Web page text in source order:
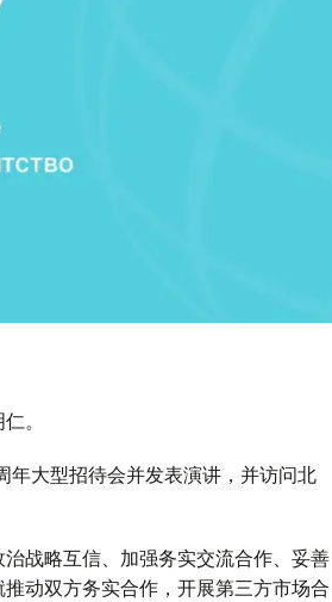
。
大型招待会并发表演讲，并访问北
战略互信、加强务实交流合作、妥善
动双方务实合作，开展第三方市场合